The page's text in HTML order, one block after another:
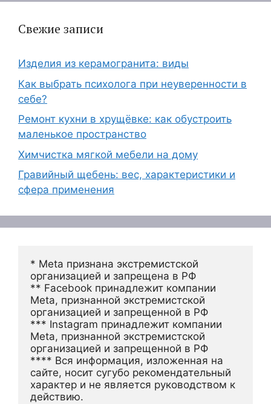
Свежие записи
Изделия из керамогранита: виды
Как выбрать психолога при неуверенности в
себе?
Ремонт кухни в хрущёвке: как обустроить
маленькое пространство
Химчистка мягкой мебели на дому
Гравийный щебень: вес, характеристики и
сфера применения
* Meta признана экстремистской
организацией и запрещена в РФ
** Facebook принадлежит компании
Meta, признанной экстремистской
организацией и запрещенной в РФ
*** Instagram принадлежит компании
Meta, признанной экстремистской
организацией и запрещенной в РФ
**** Вся информация, изложенная на
сайте, носит сугубо рекомендательный
характер и не является руководством к
действию.